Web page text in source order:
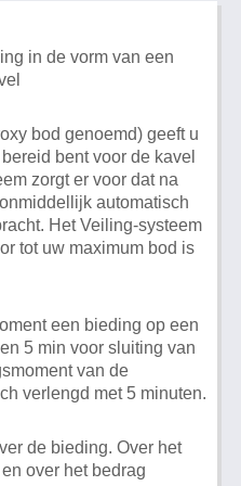
in de vorm van een
bod genoemd) geeft u
bent voor de kavel
zorgt er voor dat na
automatisch
Het Veiling-systeem
tot uw maximum bod is
een bieding op een
5 min voor sluiting van
van de
verlengd met 5 minuten.
de bieding. Over het
over het bedrag